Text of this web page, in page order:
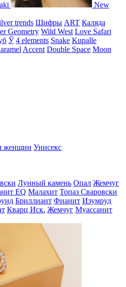
New
trends Шифры ART Каляда
Geometry Wild West Love Safari
Ў 4 elements Snake Kupalle
Accent Double Space Moon
женщин Унисекс
Лунный камень Опал Жемчуг
EQ Малахит Топаз Сваровски
Бриллиант Фианит Изумруд
Кварц Иск. Жемчуг Муассанит